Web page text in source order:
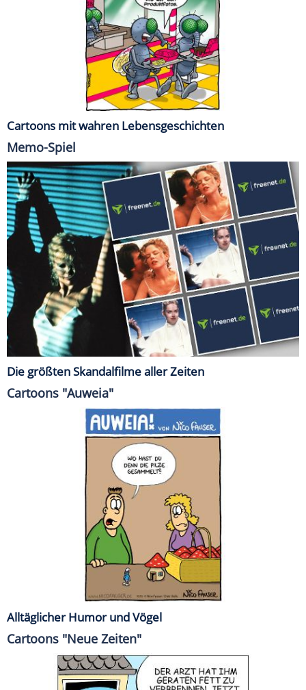
Cartoons mit wahren Lebensgeschichten
Memo-Spiel
Die größten Skandalfilme aller Zeiten
Cartoons "Auweia"
Alltäglicher Humor und Vögel
Cartoons "Neue Zeiten"